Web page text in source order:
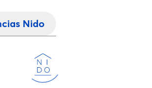
Nido
Carregando...